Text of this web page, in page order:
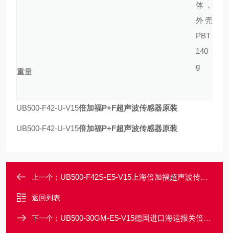
体，
外壳
PBT
重量
140
g
UB500-F42-U-V15倍加福P+F超声波传感器原装
UB500-F42-U-V15倍加福P+F超声波传感器原装
上一个： UB500-F42S-E5-V15上海倍加福超声波传感器P+F一级代理
返回列表
下一个： UB500-30GM-E5-V15德国进口海运报关倍加福超声波传感器现货